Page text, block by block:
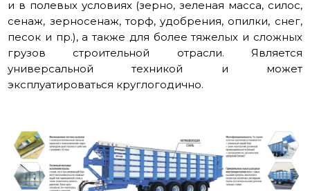
и в полевых условиях (зерно, зеленая масса, силос,
сенаж, зерносенаж, торф, удобрения, опилки, снег,
песок и пр.), а также для более тяжелых и сложных
грузов строительной отрасли. Является
универсальной техникой и может
эксплуатироваться круглогодично.